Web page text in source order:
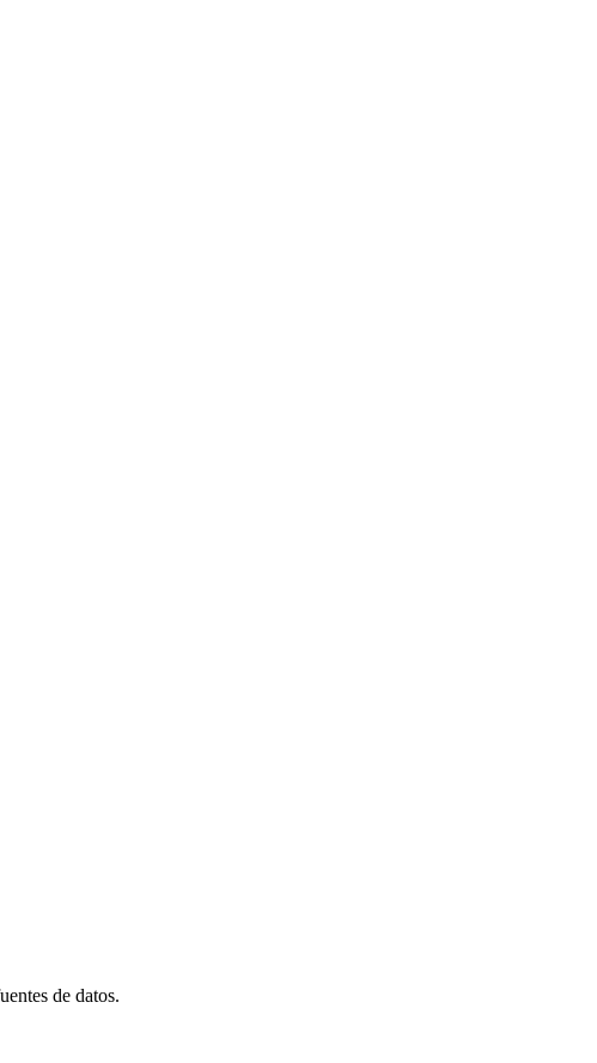
de datos.